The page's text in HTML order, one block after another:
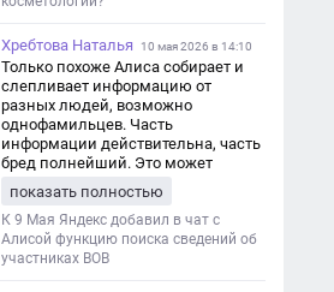
Хребтова Наталья 10 мая 2026 в 14:10
Только похоже Алиса собирает и
слепливает информацию от
разных людей, возможно
однофамильцев. Часть
информации действительна, часть
бред полнейший. Это может
дезинформации
показать полностью
К 9 Мая Яндекс добавил в чат с
Алисой функцию поиска сведений об
участниках ВОВ